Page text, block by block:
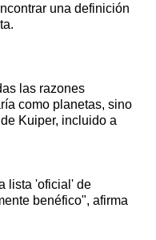
una definición
las razones
como planetas, sino
Kuiper, incluido a
lista 'oficial' de
benéfico", afirma